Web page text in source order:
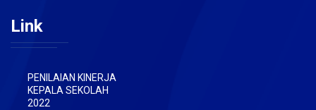
Link
PENILAIAN KINERJA
KEPALA SEKOLAH
2022